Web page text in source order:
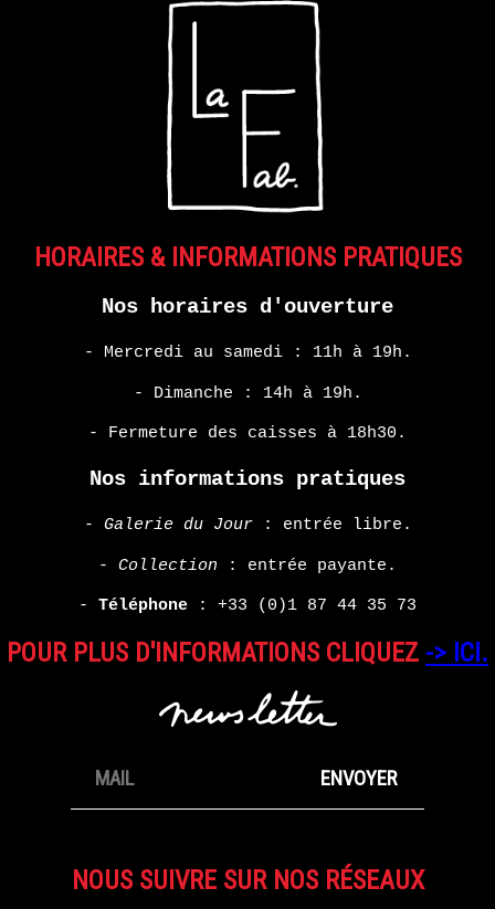
HORAIRES & INFORMATIONS PRATIQUES
Nos horaires d'ouverture
- Mercredi au samedi : 11h à 19h.
- Dimanche : 14h à 19h.
- Fermeture des caisses à 18h30.
Nos informations pratiques
- Galerie du Jour: entrée libre.
- Collection : entrée payante.
- Téléphone : +33 (0)1 87 44 35 73
POUR PLUS D'INFORMATIONS CLIQUEZ -> ICI.
NOUS SUIVRE SUR NOS RÉSEAUX